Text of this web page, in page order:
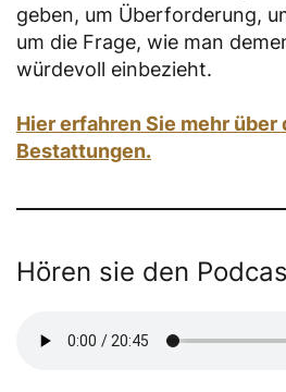
geben, um Überforderung,
um die Frage, wie man
würdevoll einbezieht.
Hier erfahren Sie mehr
Bestattungen.
Hören sie den